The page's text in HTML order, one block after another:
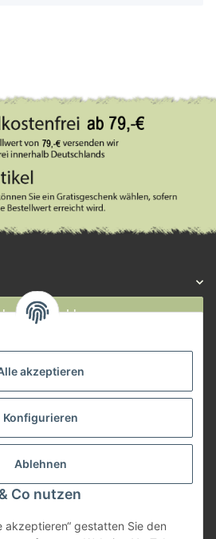
akzeptieren
Konfigurieren
Ablehnen
Co nutzen
akzeptieren“ gestatten Sie den
anmelden